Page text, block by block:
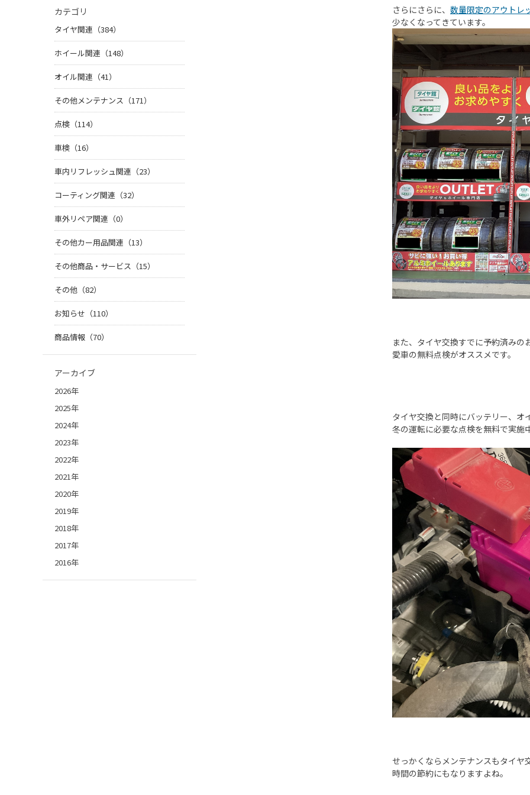
さらにさらに、 数量限定のアウトレ
少なくなってきています。
また、タイヤ交換すでに予約済みの
愛車の無料点検がオススメです。
タイヤ交換と同時にバッテリー、オ
冬の運転に必要な点検を無料で実施
せっかくならメンテナンスもタイ
時間の節約にもなりますよね。
カテゴリ
タイヤ関連（384）
ホイール関連（148）
オイル関連（41）
その他メンテナンス（171）
点検（114）
車検（16）
車内リフレッシュ関連（23）
コーティング関連（32）
車外リペア関連（0）
その他カー用品関連（13）
その他商品・サービス（15）
その他（82）
お知らせ（110）
商品情報（70）
アーカイブ
2026年
2025年
2024年
2023年
2022年
2021年
2020年
2019年
2018年
2017年
2016年